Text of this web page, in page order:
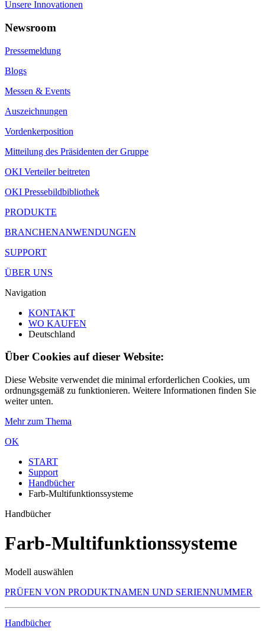
Unsere Innovationen
Newsroom
Pressemeldung
Blogs
Messen & Events
Auszeichnungen
Vordenkerposition
Mitteilung des Präsidenten der Gruppe
OKI Verteiler beitreten
OKI Pressebildbibliothek
PRODUKTE
BRANCHENANWENDUNGEN
SUPPORT
ÜBER UNS
Navigation
KONTAKT
WO KAUFEN
Deutschland
Über Cookies auf dieser Website:
Diese Website verwendet die minimal erforderlichen Cookies, um
ordnungsgemäß zu funktionieren. Weitere Informationen finden Sie
weiter unten.
Mehr zum Thema
OK
START
Support
Handbücher
Farb-Multifunktionssysteme
Handbücher
Farb-Multifunktionssysteme
Modell auswählen
PRÜFEN VON PRODUKTNAMEN UND SERIENNUMMER
Handbücher